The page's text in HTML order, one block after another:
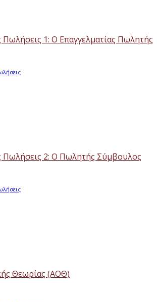
Πωλήσεις 1: Ο Επαγγελματίας Πωλητής
Πωλήσεις 2: Ο Πωλητής Σύμβουλος
Θεωρίας (ΑΟΘ)